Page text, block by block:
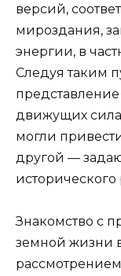
версий,
мироздания,
энергии, в
Следуя таким
представление
движущих
могли
другой —
исторического
Знакомство с
земной жизни